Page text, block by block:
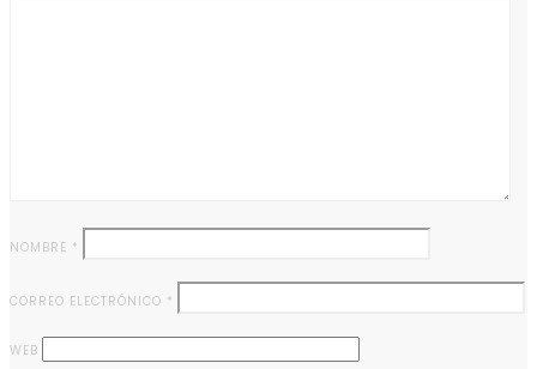
NOMBRE *
CORREO ELECTRÓNICO *
WEB